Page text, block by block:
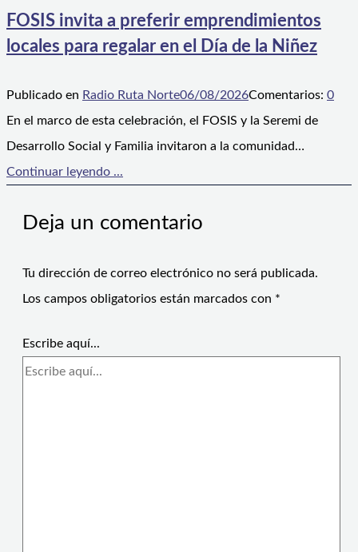
FOSIS invita a preferir emprendimientos
locales para regalar en el Día de la Niñez
Publicado en Radio Ruta Norte06/08/2026Comentarios: 0
En el marco de esta celebración, el FOSIS y la Seremi de
Desarrollo Social y Familia invitaron a la comunidad…
Continuar leyendo ...
Deja un comentario
Tu dirección de correo electrónico no será publicada.
Los campos obligatorios están marcados con *
Escribe aquí...